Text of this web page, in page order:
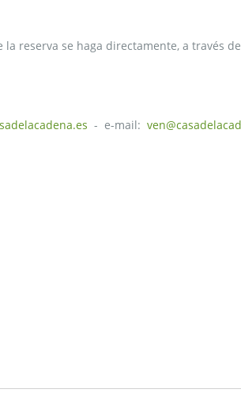
reserva se haga directamente, a través
- e-mail: